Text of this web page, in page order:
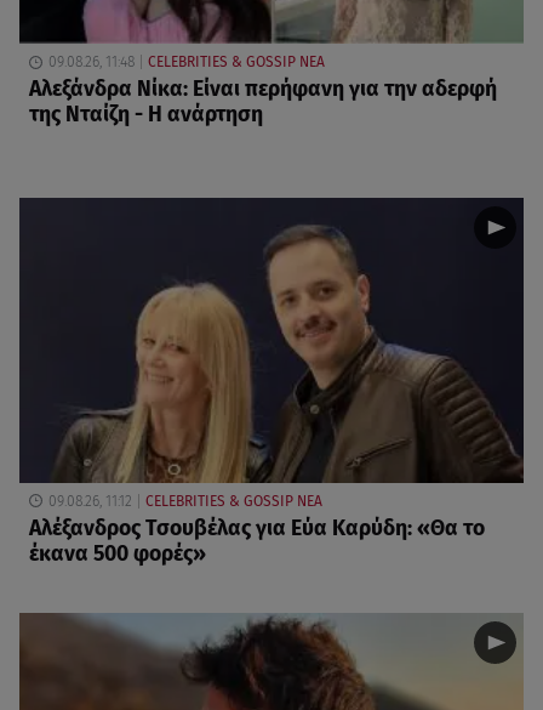
09.08.26, 11:48 CELEBRITIES & GOSSIP ΝΕΑ
Αλεξάνδρα Νίκα: Είναι περήφανη για την αδερφή
της Νταίζη - Η ανάρτηση
09.08.26, 11:12 CELEBRITIES & GOSSIP ΝΕΑ
Αλέξανδρος Τσουβέλας για Εύα Καρύδη: «Θα το
έκανα 500 φορές»